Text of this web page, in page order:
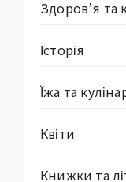
Здоров’я та
Історія
Їжа та
Квіти
Книжки та